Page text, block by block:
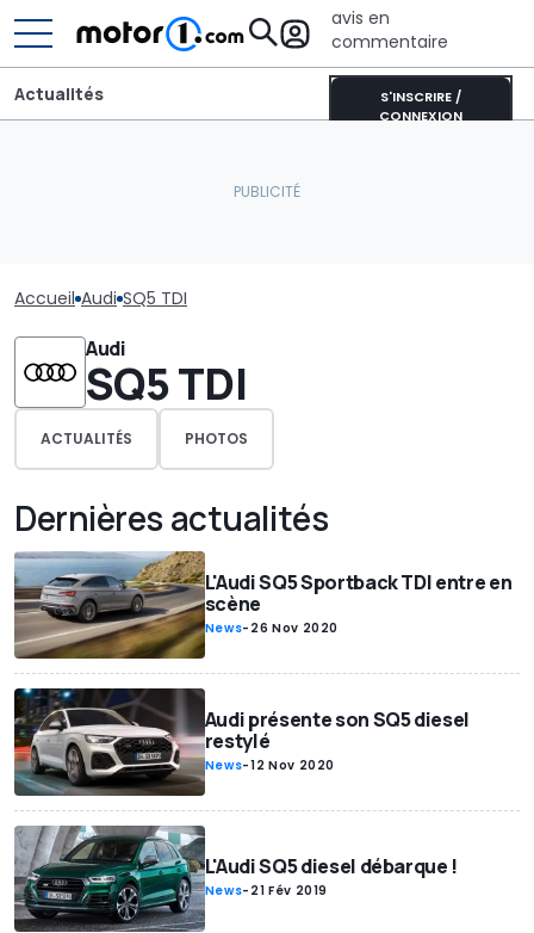
avis en
commentaire
S'INSCRIRE /
CONNEXION
Actualités
Accueil Audi SQ5 TDI
Audi
SQ5 TDI
ACTUALITÉS PHOTOS
Dernières actualités
L'Audi SQ5 Sportback TDI entre en
scène
News- 26 Nov 2020
Audi présente son SQ5 diesel
restylé
News-12 Nov 2020
L'Audi SQ5 diesel débarque !
News- 21 Fév 2019